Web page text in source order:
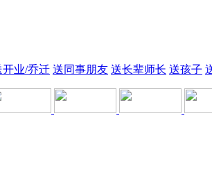
开业/乔迁 送同事朋友 送长辈师长 送孩子